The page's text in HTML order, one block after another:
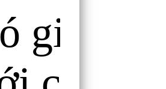
giai